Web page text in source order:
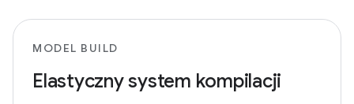
MODEL BUILD
Elastyczny system kompilacji